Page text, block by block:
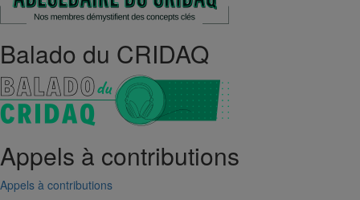
Balado du CRIDAQ
Appels à contributions
Appels à contributions